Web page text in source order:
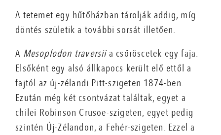
A tetemet egy hűtőházban tárolják addig, míg
döntés születik a további sorsát illetően.
A Mesoplodon traversiia csőröscetek egy faja.
Elsőként egy alsó állkapocs került elő ettől a
fajtól az új-zélandi Pitt-szigeten 1874-ben.
Ezután még két csontvázat találtak, egyet a
chilei Robinson Crusoe-szigeten, egyet pedig
szintén Új-Zélandon, a Fehér-szigeten. Ezzel a